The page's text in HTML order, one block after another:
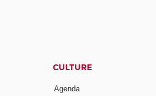
CULTURE
Agenda